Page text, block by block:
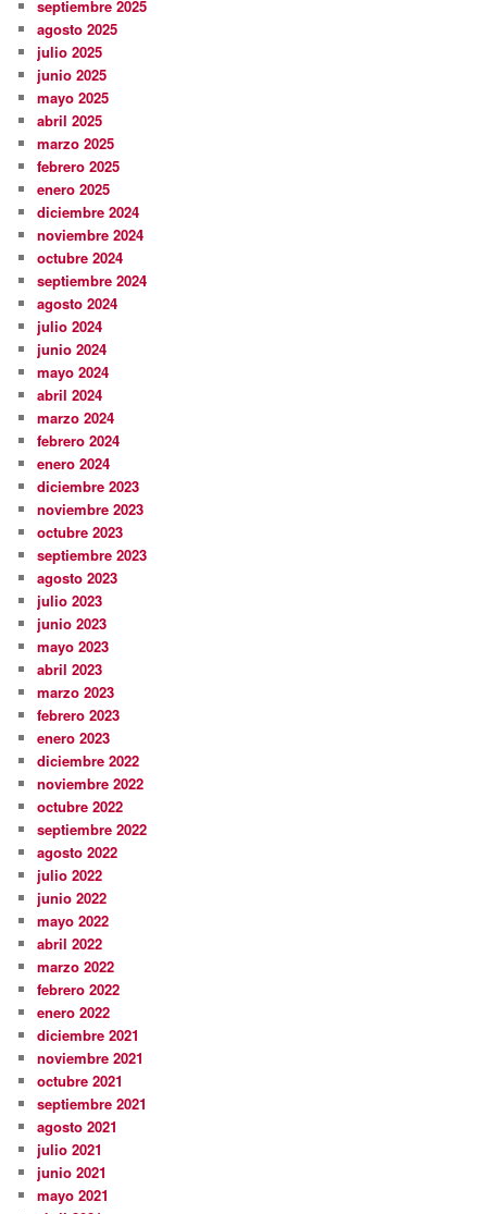
septiembre 2025
agosto 2025
julio 2025
junio 2025
mayo 2025
abril 2025
marzo 2025
febrero 2025
enero 2025
diciembre 2024
noviembre 2024
octubre 2024
septiembre 2024
agosto 2024
julio 2024
junio 2024
mayo 2024
abril 2024
marzo 2024
febrero 2024
enero 2024
diciembre 2023
noviembre 2023
octubre 2023
septiembre 2023
agosto 2023
julio 2023
junio 2023
mayo 2023
abril 2023
marzo 2023
febrero 2023
enero 2023
diciembre 2022
noviembre 2022
octubre 2022
septiembre 2022
agosto 2022
julio 2022
junio 2022
mayo 2022
abril 2022
marzo 2022
febrero 2022
enero 2022
diciembre 2021
noviembre 2021
octubre 2021
septiembre 2021
agosto 2021
julio 2021
junio 2021
mayo 2021